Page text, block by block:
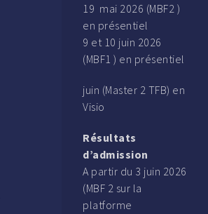
19 mai 2026 (MBF2 )
en présentiel
9 et 10 juin 2026
(MBF1 ) en présentiel
juin (Master 2 TFB) en
Visio
Résultats
d’admission
A partir du 3 juin 2026
(MBF 2 sur la
platforme